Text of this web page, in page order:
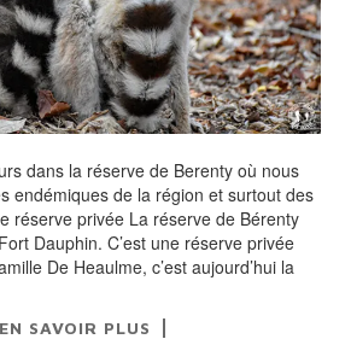
dans la réserve de Berenty où nous
endémiques de la région et surtout des
réserve privée La réserve de Bérenty
Dauphin. C’est une réserve privée
De Heaulme, c’est aujourd’hui la
EN SAVOIR PLUS